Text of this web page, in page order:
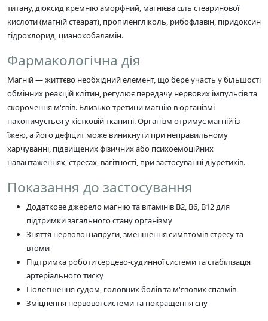
титану, діоксид кремнію аморфний, магнієва сіль стеаринової
кислоти (магній стеарат), пропіленгліколь, рибофлавін, піридоксин
гідрохлорид, цианокобаламін.
Фармакологічна дія
Магній — життєво необхідний елемент, що бере участь у більшості
обмінних реакцій клітин, регулює передачу нервових імпульсів та
скорочення м'язів. Близько третини магнію в організмі
накопичується у кістковій тканині. Організм отримує магній із
їжею, а його дефіцит може виникнути при неправильному
харчуванні, підвищених фізичних або психоемоційних
навантаженнях, стресах, вагітності, при застосуванні діуретиків.
Показання до застосування
Додаткове джерело магнію та вітамінів В2, В6, В12 для
підтримки загального стану організму
Зняття нервової напруги, зменшення симптомів стресу та
втоми
Підтримка роботи серцево-судинної системи та стабілізація
артеріального тиску
Полегшення судом, головних болів та м'язових спазмів
Зміцнення нервової системи та покращення сну